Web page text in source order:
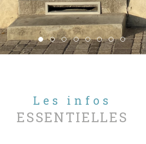
Les infos
ESSENTIELLES